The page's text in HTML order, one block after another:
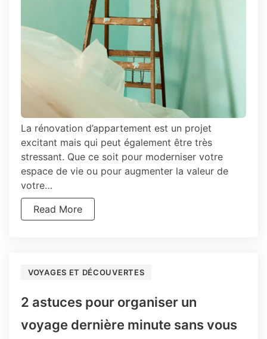
La rénovation d’appartement est un projet
excitant mais qui peut également être très
stressant. Que ce soit pour moderniser votre
espace de vie ou pour augmenter la valeur de
votre…
Read More
VOYAGES ET DÉCOUVERTES
2 astuces pour organiser un
voyage dernière minute sans vous